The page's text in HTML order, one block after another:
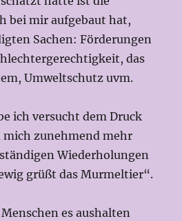
bei mir aufgebaut hat,
Sachen: Förderungen
das
Umweltschutz uvm.
ich versucht dem Druck
zunehmend mehr
Wiederholungen
grüßt das Murmeltier“.
es aushalten